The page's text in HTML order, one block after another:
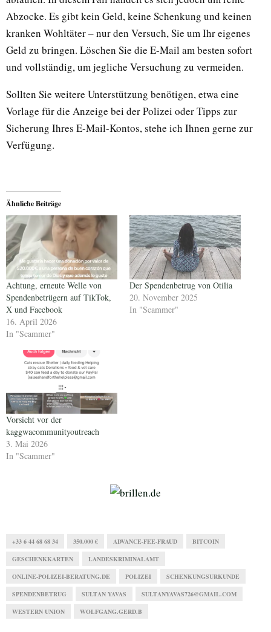
Abzocke. Es gibt kein Geld, keine Schenkung und keinen
kranken Wohltäter – nur den Versuch, Sie um Ihr eigenes
Geld zu bringen. Löschen Sie die E-Mail am besten sofort
und vollständig, um jegliche Versuchung zu vermeiden.
Sollten Sie weitere Unterstützung benötigen, etwa eine
Vorlage für die Anzeige bei der Polizei oder Tipps zur
Sicherung Ihres E-Mail-Kontos, stehe ich Ihnen gerne zur
Verfügung.
Ähnliche Beiträge
Achtung, erneute Welle von
Spendenbetrügern auf TikTok,
X und Facebook
16. April 2026
In "Scammer"
Der Spendenbetrug von Otilia
20. November 2025
In "Scammer"
Vorsicht vor der
kaggwacommunityoutreach
3. Mai 2026
In "Scammer"
+33 6 44 68 68 34 350.000 € ADVANCE-FEE-FRAUD BITCOIN
GESCHENKKARTEN LANDESKRIMINALAMT
ONLINE-POLIZEI-BERATUNG.DE POLIZEI SCHENKUNGSURKUNDE
SPENDENBETRUG SULTAN YAVAS SULTANYAVAS726@GMAIL.COM
WESTERN UNION WOLFGANG.GERD.B